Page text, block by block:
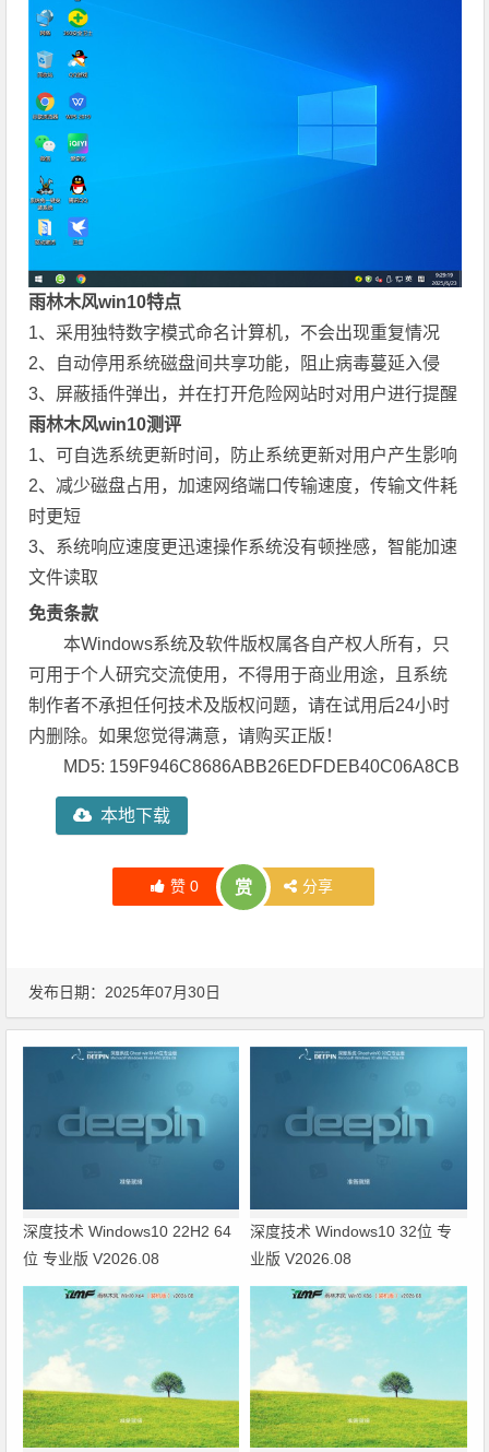
雨林木风win10特点
1、采用独特数字模式命名计算机，不会出现重复情况
2、自动停用系统磁盘间共享功能，阻止病毒蔓延入侵
3、屏蔽插件弹出，并在打开危险网站时对用户进行提醒
雨林木风win10测评
1、可自选系统更新时间，防止系统更新对用户产生影响
2、减少磁盘占用，加速网络端口传输速度，传输文件耗
时更短
3、系统响应速度更迅速操作系统没有顿挫感，智能加速
文件读取
免责条款
本Windows系统及软件版权属各自产权人所有，只
可用于个人研究交流使用，不得用于商业用途，且系统
制作者不承担任何技术及版权问题，请在试用后24小时
内删除。如果您觉得满意，请购买正版！
MD5: 159F946C8686ABB26EDFDEB40C06A8CB
本地下载
赞0 赏 分享
发布日期：2025年07月30日
深度技术 Windows10 22H2 64
位 专业版 V2026.08
深度技术 Windows10 32位 专
业版 V2026.08